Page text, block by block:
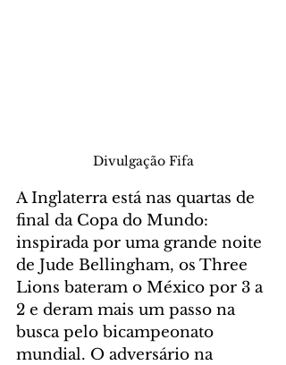
Divulgação Fifa
A Inglaterra está nas quartas de
final da Copa do Mundo:
inspirada por uma grande noite
de Jude Bellingham, os Three
Lions bateram o México por 3 a
2 e deram mais um passo na
busca pelo bicampeonato
mundial. O adversário na